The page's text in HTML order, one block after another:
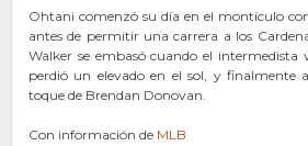
Ohtani comenzó su día en el montículo
antes de permitir una carrera a los
Walker se embasó cuando el intermedista
perdió un elevado en el sol, y finalmente
toque de Brendan Donovan.
Con información de MLB